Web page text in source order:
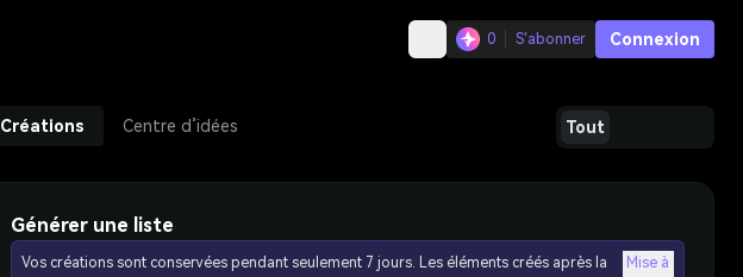
0 S'abonner Connexion
Créations Centre d’idées Tout
Générer une liste
Vos créations sont conservées pendant seulement 7 jours. Les éléments créés après la
Mise à